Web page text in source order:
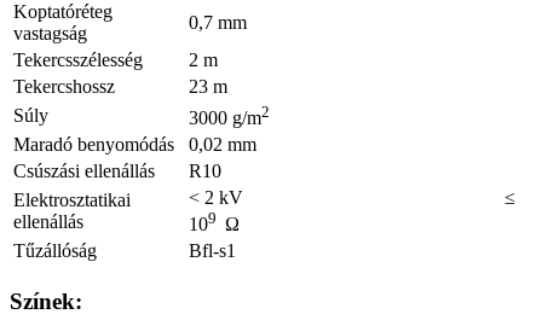
Koptatóréteg
vastagság
0,7 mm
Tekercsszélesség
2 m
Tekercshossz
23 m
Súly
3000 g/m2
Maradó benyomódás
0,02 mm
Csúszási ellenállás
R10
Elektrosztatikai
ellenállás
< 2 kV ≤
109 Ω
Tűzállóság
Bfl-s1
Színek: